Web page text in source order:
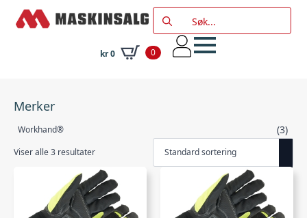
Search
for:
kr0 0
Merker
Workhand® (3)
Viser alle 3 resultater